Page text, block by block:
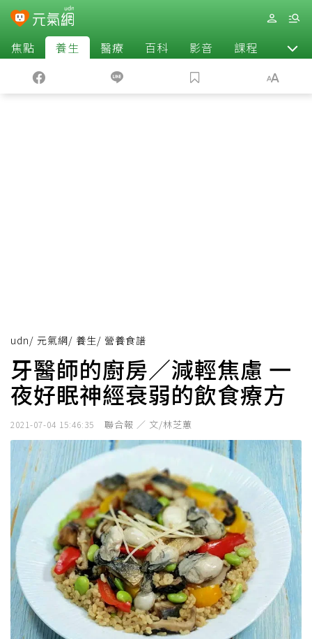
焦點 養生 醫療 百科 影音 課程 退休
udn/ 元氣網/ 養生/ 營養食譜
牙醫師的廚房／減輕焦慮 一
夜好眠神經衰弱的飲食療方
2021-07-04 15:46:35 聯合報 ／ 文/林芝蕙